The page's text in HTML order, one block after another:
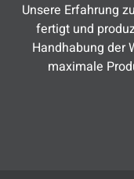
Unsere Erfahrung
fertigt und
Handhabung der
maximale